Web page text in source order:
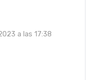
a las 17:38